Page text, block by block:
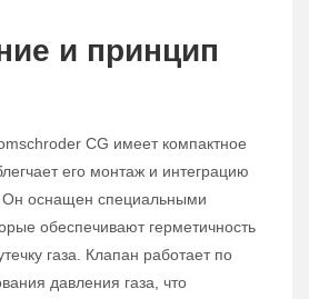
и принцип
CG имеет компактное
его монтаж и интеграцию
Он оснащен специальными
обеспечивают герметичность
газа. Клапан работает по
давления газа, что